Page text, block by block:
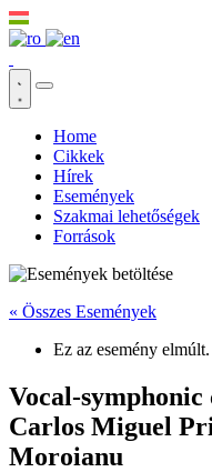
Home
Cikkek
Hírek
Események
Szakmai lehetőségek
Források
« Összes Események
Ez az esemény elmúlt.
Vocal-
Carlos Miguel
Moroianu